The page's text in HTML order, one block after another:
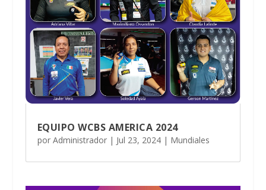
EQUIPO WCBS AMERICA 2024
por Administrador| Jul 23, 2024| Mundiales